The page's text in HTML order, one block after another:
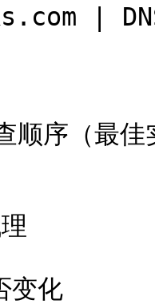
|
顺序（最佳
化